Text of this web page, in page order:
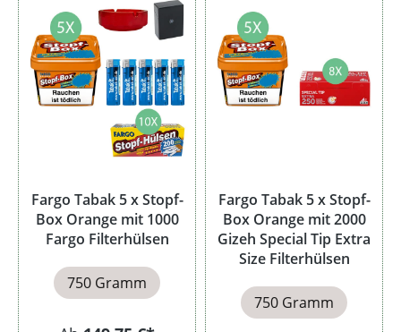
Fargo Tabak 5 x Stopf-
Box Orange mit 1000
Fargo Filterhülsen
750 Gramm
Fargo Tabak 5 x Stopf-
Box Orange mit 2000
Gizeh Special Tip Extra
Size Filterhülsen
750 Gramm